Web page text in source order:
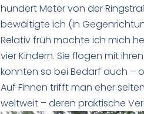
hundert Meter von der
bewältigte ich (in
Relativ früh machte ich mich
vier Kindern. Sie flogen mit
konnten so bei Bedarf auch –
Auf Finnen trifft man eher
weltweit – deren praktische